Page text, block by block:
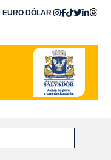
EURO DÓLAR